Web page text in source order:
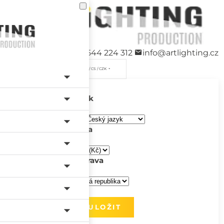
+420 544 224 312 info@artlighting.cz
/ CS / CZK
Jazyk
Měna
Doprava